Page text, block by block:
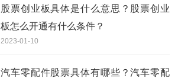
股票创业板具体是什么意思？股票创业
板怎么开通有什么条件？
2023-01-10
汽车零配件股票具体有哪些？汽车零配